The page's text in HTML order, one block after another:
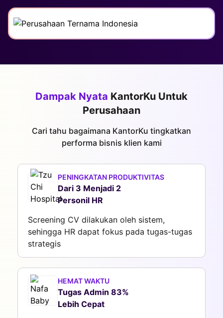
Dampak Nyata KantorKu Untuk
Perusahaan
Cari tahu bagaimana KantorKu tingkatkan
performa bisnis klien kami
PENINGKATAN PRODUKTIVITAS
Dari 3 Menjadi 2
Personil HR
Screening CV dilakukan oleh sistem,
sehingga HR dapat fokus pada tugas-tugas
strategis
HEMAT WAKTU
Tugas Admin 83%
Lebih Cepat